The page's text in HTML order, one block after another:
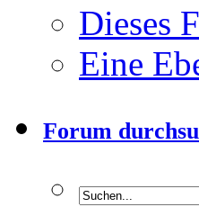
Dieses
Eine
Forum